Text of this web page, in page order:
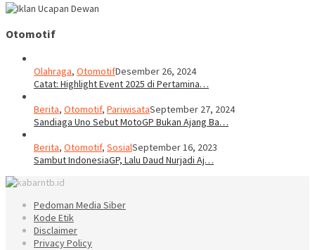
Otomotif
Olahraga, OtomotifDesember 26, 2024
Catat: Highlight Event 2025 di Pertamina…
Berita, Otomotif, PariwisataSeptember 27, 2024
Sandiaga Uno Sebut MotoGP Bukan Ajang Ba…
Berita, Otomotif, SosialSeptember 16, 2023
Sambut IndonesiaGP, Lalu Daud Nurjadi Aj…
Pedoman Media Siber
Kode Etik
Disclaimer
Privacy Policy